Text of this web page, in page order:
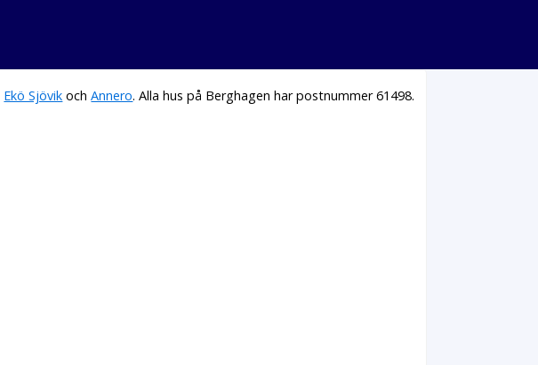
Ekö Sjövik ochAnnero. Alla hus på Berghagen har postnummer 61498.